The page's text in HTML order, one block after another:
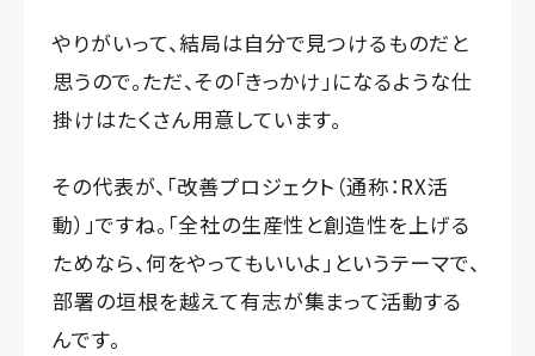
やりがいって、結局は自分で見つけるものだと
思うので。ただ、その「きっかけ」になるような仕
掛けはたくさん用意しています。
その代表が、「改善プロジェクト（通称：RX活
動）」ですね。「全社の生産性と創造性を上げる
ためなら、何をやってもいいよ」というテーマで、
部署の垣根を越えて有志が集まって活動する
んです。